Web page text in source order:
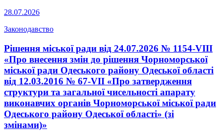
28.07.2026
Законодавство
Рішення міської ради від 24.07.2026 № 1154-VIII
«Про внесення змін до рішення Чорноморської
міської ради Одеського району Одеської області
від 12.03.2016 № 67-VІI «Про затвердження
структури та загальної чисельності апарату
виконавчих органів Чорноморської міської ради
Одеського району Одеської області» (зі
змінами)»